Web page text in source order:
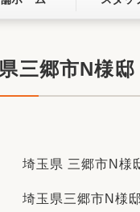
ベランダ・バル
お客さまの声
サービス向上・
三郷市N様
埼玉県 三郷市N様
埼玉県三郷市N様